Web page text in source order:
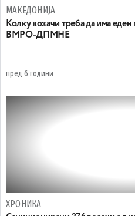
МАКЕДОНИЈА
Колку возачи треба да има
ВМРО-ДПМНЕ
пред 6 години
ХРОНИКА